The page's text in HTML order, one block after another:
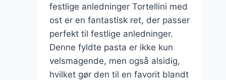
festlige anledninger Tortellini med
ost er en fantastisk ret, der passer
perfekt til festlige anledninger.
Denne fyldte pasta er ikke kun
velsmagende, men også alsidig,
hvilket gør den til en favorit blandt